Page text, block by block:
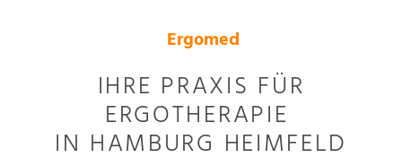
Ergomed
IHRE PRAXIS FÜR
ERGOTHERAPIE
IN HAMBURG HEIMFELD